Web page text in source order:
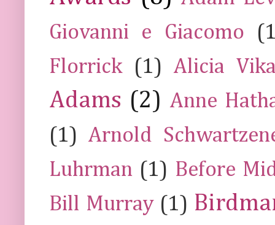
Giovanni e Giacomo
Florrick
(1) Alicia
Adams (2) Anne
(1) Arnold
Luhrman (1) Before
Bill Murray (1)